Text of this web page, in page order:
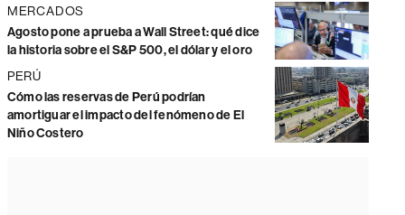
MERCADOS
Agosto pone a prueba a Wall Street: qué dice
la historia sobre el S&P 500, el dólar y el oro
PERÚ
Cómo las reservas de Perú podrían
amortiguar el impacto del fenómeno de El
Niño Costero